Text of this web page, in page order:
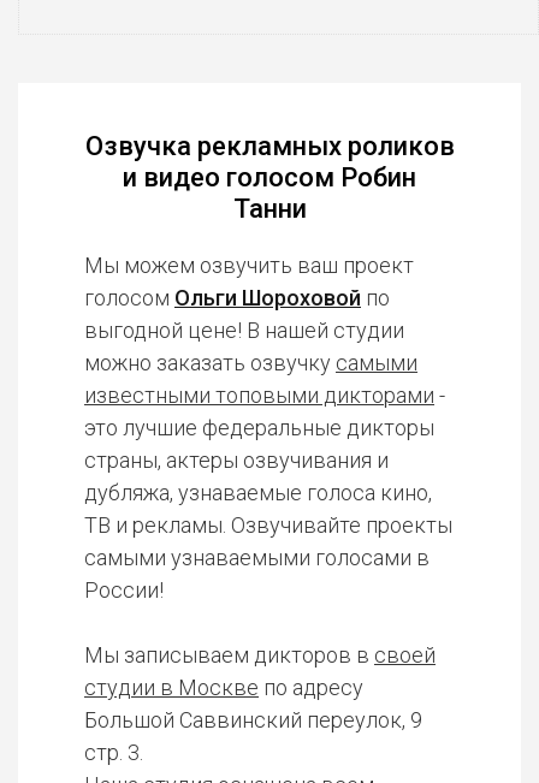
Озвучка рекламных роликов
и видео голосом Робин
Танни
Мы можем озвучить ваш проект
голосом Ольги Шороховой по
выгодной цене! В нашей студии
можно заказать озвучку самыми
известными топовыми дикторами -
это лучшие федеральные дикторы
страны, актеры озвучивания и
дубляжа, узнаваемые голоса кино,
ТВ и рекламы. Озвучивайте проекты
самыми узнаваемыми голосами в
России!
Мы записываем дикторов в своей
студии в Москве по адресу
Большой Саввинский переулок, 9
стр. 3.